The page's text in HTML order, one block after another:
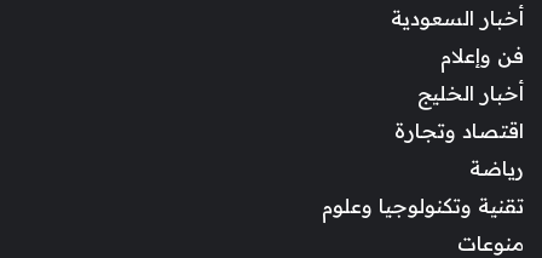
أخبار السعودية
فن وإعلام
أخبار الخليج
اقتصاد وتجارة
رياضة
تقنية وتكنولوجيا وعلوم
منوعات